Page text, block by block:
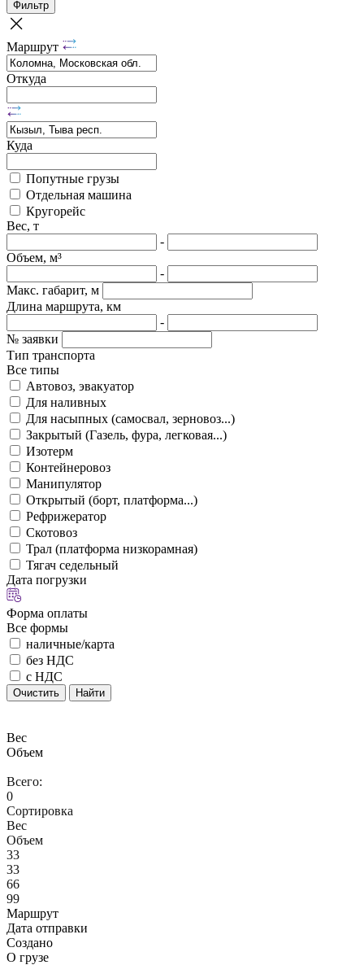
Фильтр
Маршрут
Откуда
Куда
Попутные грузы
Отдельная машина
Кругорейс
Вес, т
-
Объем, м³
-
Макс. габарит, м
Длина маршрута, км
-
№ заявки
Тип транспорта
Все типы
Автовоз, эвакуатор
Для наливных
Для насыпных (самосвал, зерновоз...)
Закрытый (Газель, фура, легковая...)
Изотерм
Контейнеровоз
Манипулятор
Открытый (борт, платформа...)
Рефрижератор
Скотовоз
Трал (платформа низкорамная)
Тягач седельный
Дата погрузки
Форма оплаты
Все формы
наличные/карта
без НДС
с НДС
Очистить Найти
Вес
Объем
Всего:
0
Сортировка
Вес
Объем
33
33
66
99
Маршрут
Дата отправки
Создано
О грузе